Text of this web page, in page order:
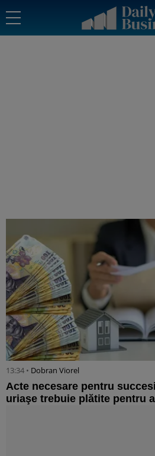
13:34 • Dobran Viorel
Acte necesare pentru
uriaşe trebuie plătite pentru